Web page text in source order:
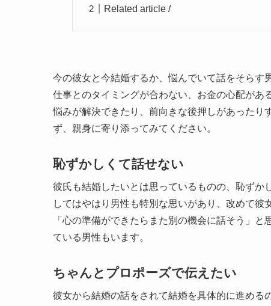
Related article /
今の彼女と今結婚するか、悩んでいて話をそらす
仕事とのタイミングが合わない、お金の心配があ
悩みが解決できたり、前向きな後押しがあったり
ず、親身に寄り添ってみてください。
恥ずかしくて話せない
彼氏も結婚したいとは思っているものの、恥ず
してはやはり男性も特別な思いがあり、改めて彼
「心の準備ができたらまた別の機会に話そう」
ている男性もいます。
ちゃんとプロポーズで伝えたい
彼女から結婚の話をされて結婚を具体的に進め